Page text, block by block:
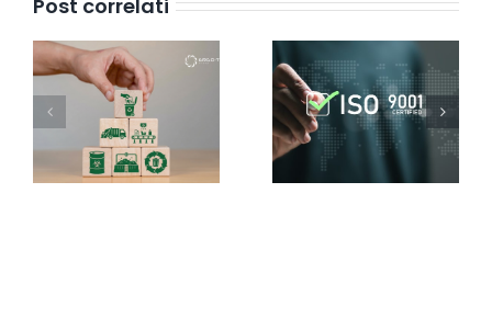
Post correlati